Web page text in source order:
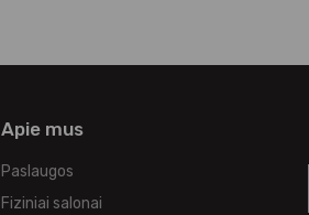
Apie mus
Paslaugos
Fiziniai salonai